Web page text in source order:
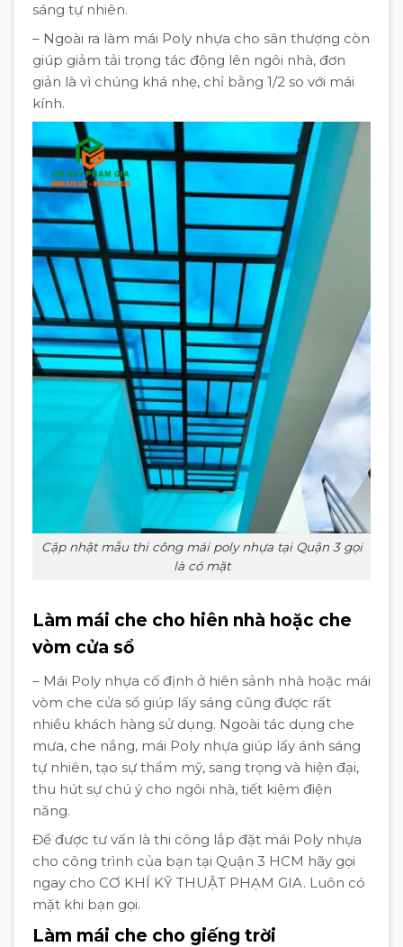
sáng tự nhiên.
– Ngoài ra làm mái Poly nhựa cho sân thượng còn
giúp giảm tải trọng tác động lên ngôi nhà, đơn
giản là vì chúng khá nhẹ, chỉ bằng 1/2 so với mái
kính.
Cập nhật mẫu thi công mái poly nhựa tại Quận 3 gọi
là có mặt
Làm mái che cho hiên nhà hoặc che
vòm cửa sổ
– Mái Poly nhựa cố định ở hiên sảnh nhà hoặc mái
vòm che cửa sổ giúp lấy sáng cũng được rất
nhiều khách hàng sử dụng. Ngoài tác dụng che
mưa, che nắng, mái Poly nhựa giúp lấy ánh sáng
tự nhiên, tạo sự thẩm mỹ, sang trọng và hiện đại,
thu hút sự chú ý cho ngôi nhà, tiết kiệm điện
năng.
Để được tư vấn là thi công lắp đặt mái Poly nhựa
cho công trình của bạn tại Quận 3 HCM hãy gọi
ngay cho CƠ KHÍ KỸ THUẬT PHẠM GIA. Luôn có
mặt khi bạn gọi.
Làm mái che cho giếng trời